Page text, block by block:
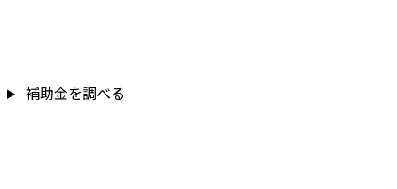
補助金を調べる